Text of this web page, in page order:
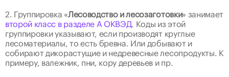
2. Группировка «Лесоводство и лесозаготовки
второй класс в разделе А ОКВЭД. Коды из этой
группировки указывают, если производят круглые
лесоматериалы, то есть бревна. Или добывают и
собирают дикорастущие и недревесные лесопродукты. К
примеру, валежник, пни, кору деревьев и пр.